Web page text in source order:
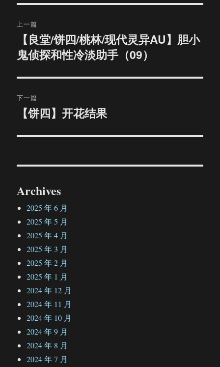
章
导
航
上一篇
篇
章：
【良堂/饼四/桃林/现代灵异AU】胆小
鬼侦探和性冷淡助手（09）
下一篇
文
【饼四】开花结果
Archives
2025 年 6 月
2025 年 5 月
2025 年 4 月
2025 年 3 月
2025 年 2 月
2025 年 1 月
2024 年 12 月
2024 年 11 月
2024 年 10 月
2024 年 9 月
2024 年 8 月
2024 年 7 月